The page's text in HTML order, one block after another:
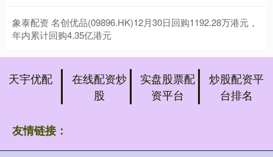
象泰配资 名创优品(09896.HK)12月30日回购1192.28万港元，
年内累计回购4.35亿港元
天宇优配
在线配资炒
股
实盘股票配
资平台
炒股配资平
台排名
友情链接：